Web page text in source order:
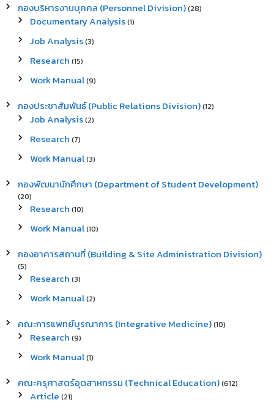
กองบริหารงานบุคคล (Personnel Division)(28)
Documentary Analysis(1)
Job Analysis(3)
Research (15)
Work Manual(9)
กองประชาสัมพันธ์ (Public Relations Division)(12)
Job Analysis(2)
Research (7)
Work Manual(3)
กองพัฒนานักศึกษา (Department of Student Development)
(20)
Research (10)
Work Manual(10)
กองอาคารสถานที่ (Building & Site Administration Division)
(5)
Research (3)
Work Manual(2)
คณะการแพทย์บูรณาการ (Integrative Medicine)(10)
Research (9)
Work Manual(1)
คณะครุศาสตร์อุตสาหกรรม (Technical Education)(612)
Article (21)